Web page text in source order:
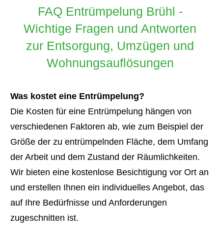
FAQ Entrümpelung Brühl -
Wichtige Fragen und Antworten
zur Entsorgung, Umzügen und
Wohnungsauflösungen
Was kostet eine Entrümpelung?
Die Kosten für eine Entrümpelung hängen von
verschiedenen Faktoren ab, wie zum Beispiel der
Größe der zu entrümpelnden Fläche, dem Umfang
der Arbeit und dem Zustand der Räumlichkeiten.
Wir bieten eine kostenlose Besichtigung vor Ort an
und erstellen Ihnen ein individuelles Angebot, das
auf Ihre Bedürfnisse und Anforderungen
zugeschnitten ist.